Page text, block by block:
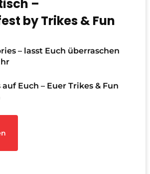
–
by Trikes & Fun
– lasst Euch überraschen
Euch – Euer Trikes & Fun